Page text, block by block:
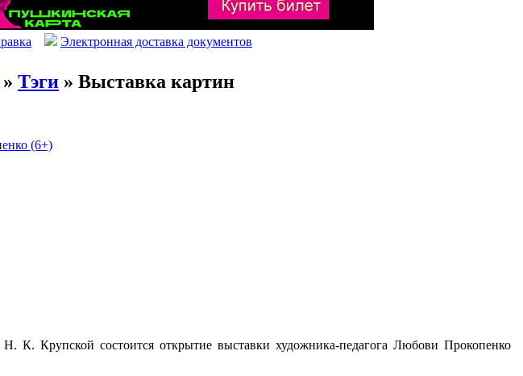
Электронная доставка документов
» Тэги » Выставка картин
(6+)
К. Крупской состоится открытие выставки художника-педагога Любови Прокопенко